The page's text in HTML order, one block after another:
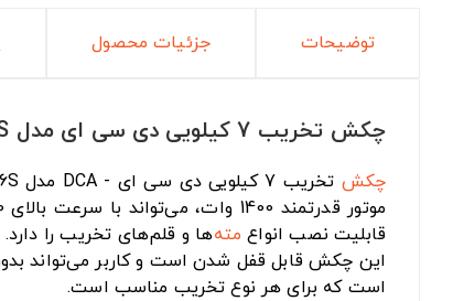
توضیحات جزئیات محصول
چکش تخریب 7 کیلویی دی سی ای مدل AZG06-6S
چکش تخریب 7 کیلویی دی سی ای - DCA مدل AZG06-6S جزو
قابلیت نصب انواع مته
این چکش قابل قفل شدن است و کاربر می‌تواند
است که برای هر نوع تخریب مناسب است.